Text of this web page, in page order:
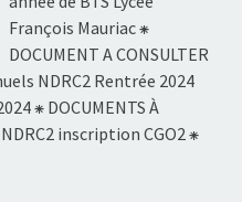
François Mauriac ⁕
DOCUMENT A CONSULTER
NDRC2 Rentrée 2024
⁕ DOCUMENTS À
inscription CGO2 ⁕